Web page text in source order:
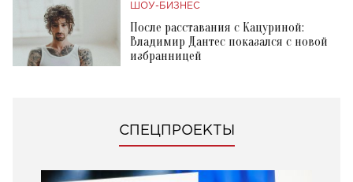
ШОУ-БИЗНЕС
После расставания с Кацуриной:
Владимир Дантес показался с новой
избранницей
СПЕЦПРОЕКТЫ